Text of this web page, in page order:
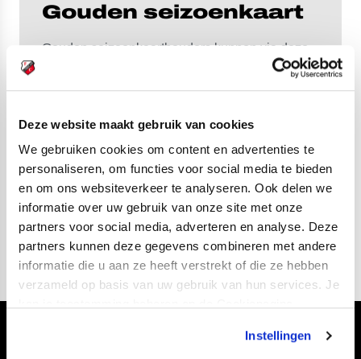
Deze website maakt gebruik van cookies
We gebruiken cookies om content en advertenties te
personaliseren, om functies voor social media te bieden
en om ons websiteverkeer te analyseren. Ook delen we
informatie over uw gebruik van onze site met onze
partners voor social media, adverteren en analyse. Deze
partners kunnen deze gegevens combineren met andere
informatie die u aan ze heeft verstrekt of die ze hebben
verzameld op basis van uw gebruik van hun services. Je
Instellingen
Gouden seizoenkaart
Gouden seizoenkaarthouders kunnen via deze
seizoenkaart) bestellen voor de thuiswedstrijd
https://ticketing.fcutrecht.nl/initiative/Gouden-
Seizoenkaarthouders